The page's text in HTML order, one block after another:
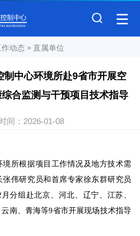
作动态 > 直属单位
制中心环境所赴9省市开展空
合监测与干预项目技术指导
间： 2026-01-08
境所根据项目工作情况及地方技术需
伟研究员和首席专家徐东群研究员
分组赴北京、河北、辽宁、江苏、
南、青海等9省市开展现场技术指导